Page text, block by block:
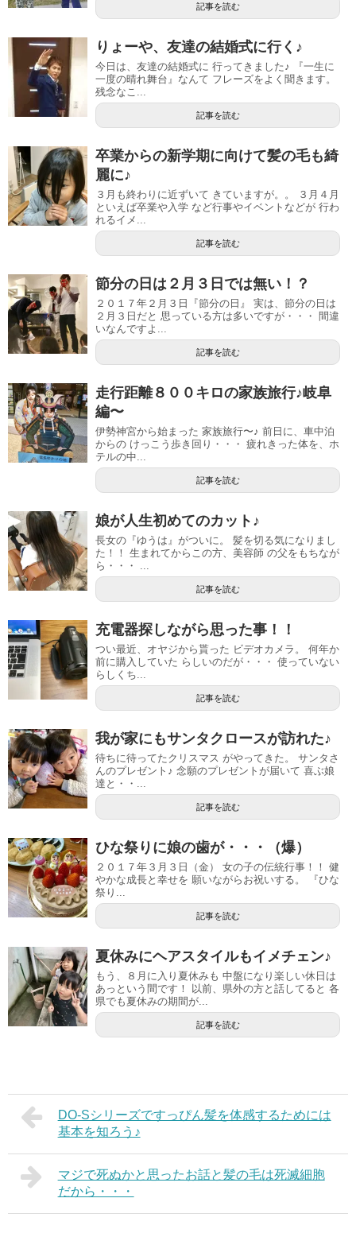
記事を読む
りょーや、友達の結婚式に行く♪
今日は、友達の結婚式に 行ってきました♪ 『一生に
一度の晴れ舞台』なんて フレーズをよく聞きます。
残念なこ...
記事を読む
卒業からの新学期に向けて髪の毛も綺
麗に♪
３月も終わりに近ずいて きていますが。。 ３月４月
といえば卒業や入学 など行事やイベントなどが 行わ
れるイメ...
記事を読む
節分の日は２月３日では無い！？
２０１７年２月３日『節分の日』 実は、節分の日は
２月３日だと 思っている方は多いですが・・・ 間違
いなんですよ...
記事を読む
走行距離８００キロの家族旅行♪岐阜
編〜
伊勢神宮から始まった 家族旅行〜♪ 前日に、車中泊
からの けっこう歩き回り・・・ 疲れきった体を、ホ
テルの中...
記事を読む
娘が人生初めてのカット♪
長女の『ゆうは』がついに。 髪を切る気になりまし
た！！ 生まれてからこの方、美容師 の父をもちなが
ら・・・ ...
記事を読む
充電器探しながら思った事！！
つい最近、オヤジから貰った ビデオカメラ。 何年か
前に購入していた らしいのだが・・・ 使っていない
らしくち...
記事を読む
我が家にもサンタクロースが訪れた♪
待ちに待ってたクリスマス がやってきた。 サンタさ
んのプレゼント♪ 念願のプレゼントが届いて 喜ぶ娘
達と・・...
記事を読む
ひな祭りに娘の歯が・・・（爆）
２０１７年３月３日（金） 女の子の伝統行事！！ 健
やかな成長と幸せを 願いながらお祝いする。 『ひな
祭り...
記事を読む
夏休みにヘアスタイルもイメチェン♪
もう、８月に入り夏休みも 中盤になり楽しい休日は
あっという間です！ 以前、県外の方と話してると 各
県でも夏休みの期間が...
記事を読む
DO-Sシリーズですっぴん髪を体感するためには
基本を知ろう♪
マジで死ぬかと思ったお話と髪の毛は死滅細胞
だから・・・